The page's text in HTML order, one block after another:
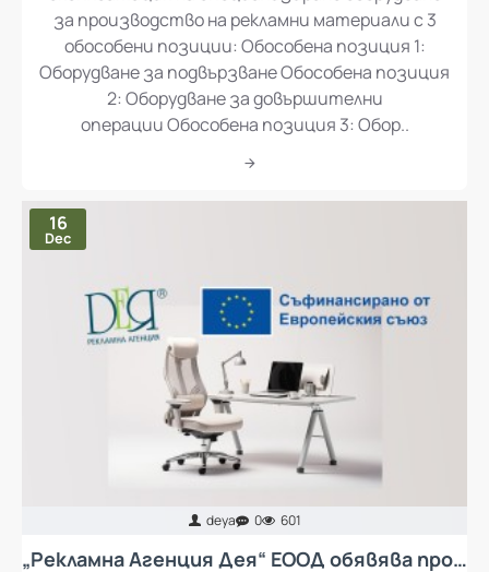
експлоатация на специализирано оборудване
за производство на рекламни материали с 3
обособени позиции: Обособена позиция 1:
Оборудване за подвързване Обособена позиция
2: Оборудване за довършителни
операции Обособена позиция 3: Обор..
16
Dec